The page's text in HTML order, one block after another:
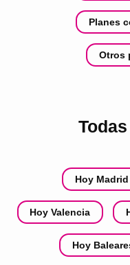
Planes
Otros
Hoy Madrid
Hoy Valencia
Hoy